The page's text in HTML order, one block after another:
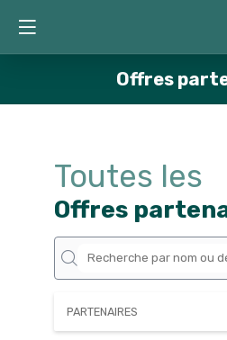
Offres
Toutes les
Offres
PARTENAIRES